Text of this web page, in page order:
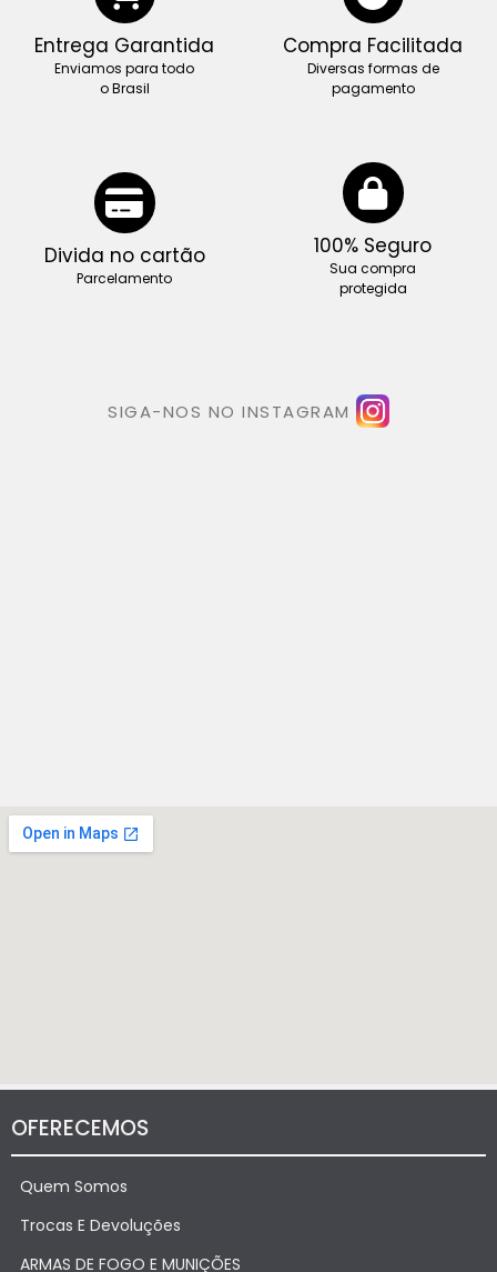
Entrega Garantida
Enviamos para todo
o Brasil
Compra Facilitada
Diversas formas de
pagamento
Divida no cartão
Parcelamento
100% Seguro
Sua compra
protegida
SIGA-NOS NO INSTAGRAM
OFERECEMOS
Quem Somos
Trocas E Devoluções
ARMAS DE FOGO E MUNIÇÕES